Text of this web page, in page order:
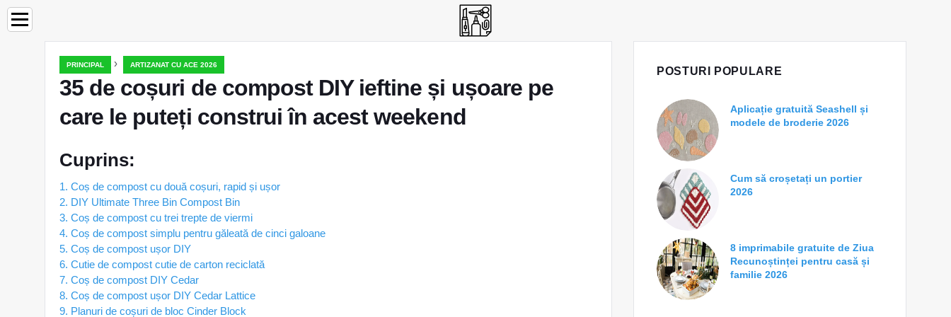
PRINCIPAL › ARTIZANAT CU ACE 2026
35 de coșuri de compost DIY ieftine și ușoare pe
care le puteți construi în acest weekend
Cuprins:
1. Coș de compost cu două coșuri, rapid și ușor
2. DIY Ultimate Three Bin Compost Bin
3. Coș de compost cu trei trepte de viermi
4. Coș de compost simplu pentru găleată de cinci galoane
5. Coș de compost ușor DIY
6. Cutie de compost cutie de carton reciclată
7. Coș de compost DIY Cedar
8. Coș de compost ușor DIY Cedar Lattice
9. Planuri de coșuri de bloc Cinder Block
POSTURI POPULARE
Aplicație gratuită Seashell și
modele de broderie 2026
Cum să croșetați un portier
2026
8 imprimabile gratuite de Ziua
Recunoștinței pentru casă și
familie 2026